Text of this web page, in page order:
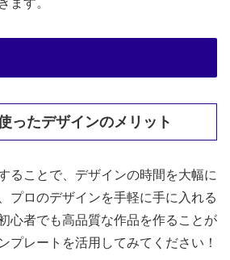
ます。
ったデザインのメリット
ることで、デザインの時間を大幅に
プロのデザインを手軽に手に入れる
心者でも高品質な作品を作ることが
プレートを活用してみてください！